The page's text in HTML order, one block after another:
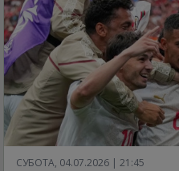
СУБОТА, 04.07.2026 | 21:45